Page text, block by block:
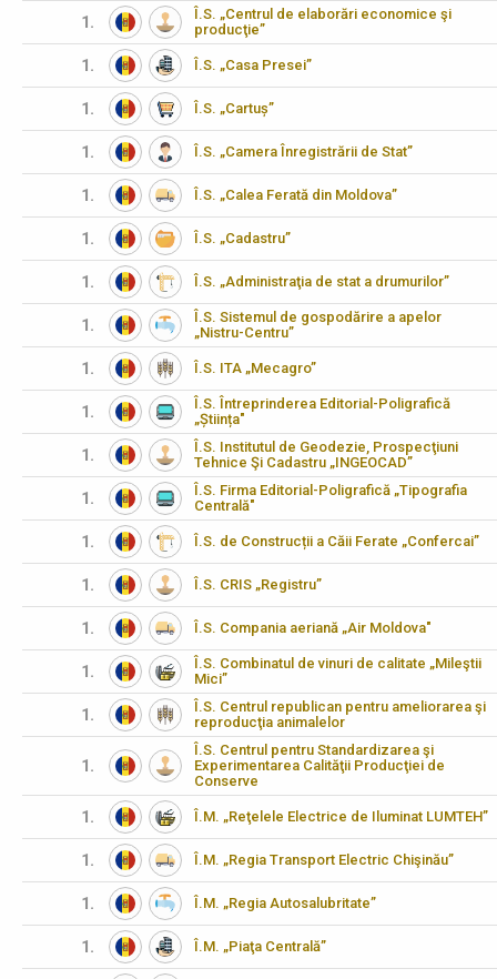
1.
Î.S. „Centrul de elaborări economice şi
producţie”
1. Î.S. „Casa Presei”
1. Î.S. „Cartuș”
1. Î.S. „Camera Înregistrării de Stat”
1. Î.S. „Calea Ferată din Moldova”
1. Î.S. „Cadastru”
1. Î.S. „Administraţia de stat a drumurilor”
1.
Î.S. Sistemul de gospodărire a apelor
„Nistru-Centru”
1. Î.S. ITA „Mecagro”
1.
Î.S. Întreprinderea Editorial-Poligrafică
„Știința"
1.
Î.S. Institutul de Geodezie, Prospecţiuni
Tehnice Şi Cadastru „INGEOCAD”
1.
Î.S. Firma Editorial-Poligrafică „Tipografia
Centrală"
1. Î.S. de Construcții a Căii Ferate „Confercai”
1. Î.S. CRIS „Registru”
1. Î.S. Compania aeriană „Air Moldova"
1.
Î.S. Combinatul de vinuri de calitate „Mileştii
Mici”
1.
Î.S. Centrul republican pentru ameliorarea şi
reproducţia animalelor
1.
Î.S. Centrul pentru Standardizarea şi
Experimentarea Calităţii Producţiei de
Conserve
1. Î.M. „Reţelele Electrice de Iluminat LUMTEH”
1. Î.M. „Regia Transport Electric Chişinău”
1. Î.M. „Regia Autosalubritate”
1. Î.M. „Piaţa Centrală”